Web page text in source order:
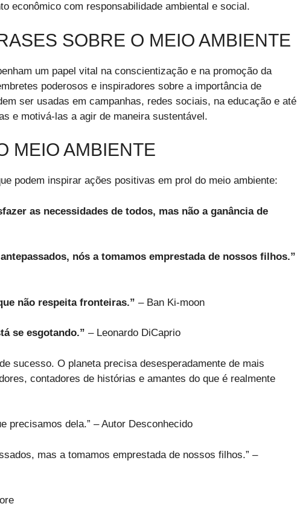
econômico com responsabilidade ambiental e social.
SOBRE O MEIO AMBIENTE
um papel vital na conscientização e na promoção da
poderosos e inspiradores sobre a importância de
ser usadas em campanhas, redes sociais, na educação e até
e motivá-las a agir de maneira sustentável.
MEIO AMBIENTE
podem inspirar ações positivas em prol do meio ambiente:
as necessidades de todos, mas não a ganância de
nós a tomamos emprestada de nossos filhos.”
não respeita fronteiras.” – Ban Ki-moon
se esgotando.” – Leonardo DiCaprio
sucesso. O planeta precisa desesperadamente de mais
contadores de histórias e amantes do que é realmente
precisamos dela.” – Autor Desconhecido
mas a tomamos emprestada de nossos filhos.” –